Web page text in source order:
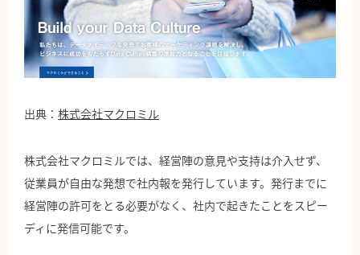
出典： 株式会社マクロミル
株式会社マクロミルでは、経営陣の意見や支持は介入せず、
従業員が自由な発想で社内報を発行しています。発行までに
経営陣の許可をとる必要がなく、社内で起きたことをスピー
ディに発信可能です。